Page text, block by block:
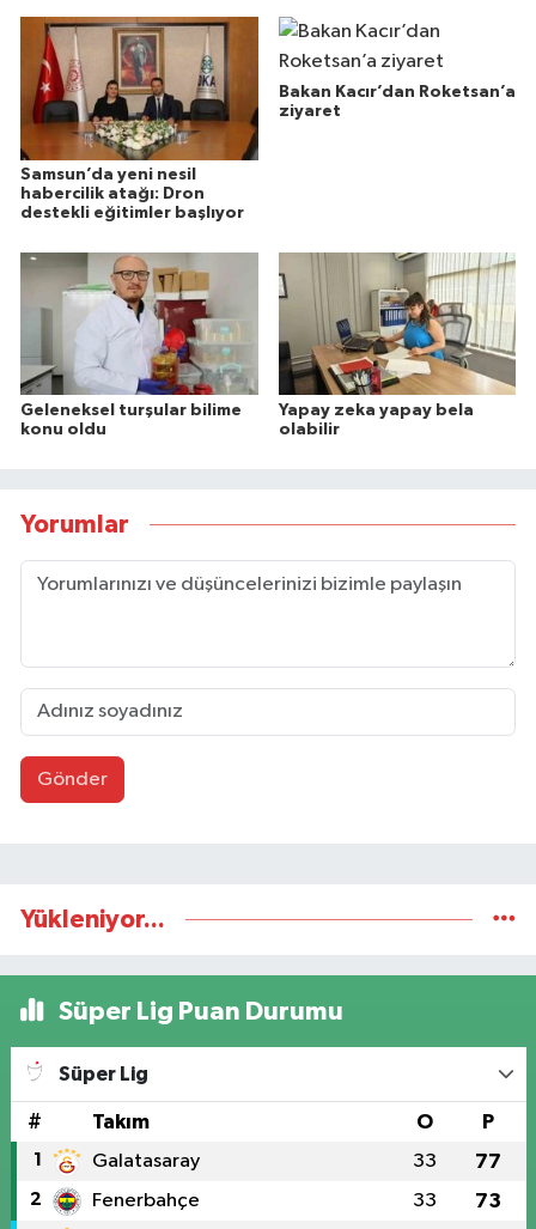
Samsun’da yeni nesil
habercilik atağı: Dron
destekli eğitimler başlıyor
Bakan Kacır’dan Roketsan’a
ziyaret
Geleneksel turşular bilime
konu oldu
Yapay zeka yapay bela
olabilir
Yorumlar
Gönder
Yükleniyor...
Süper Lig Puan Durumu
Süper Lig
# Takım O P
1 Galatasaray 33 77
2 Fenerbahçe 33 73